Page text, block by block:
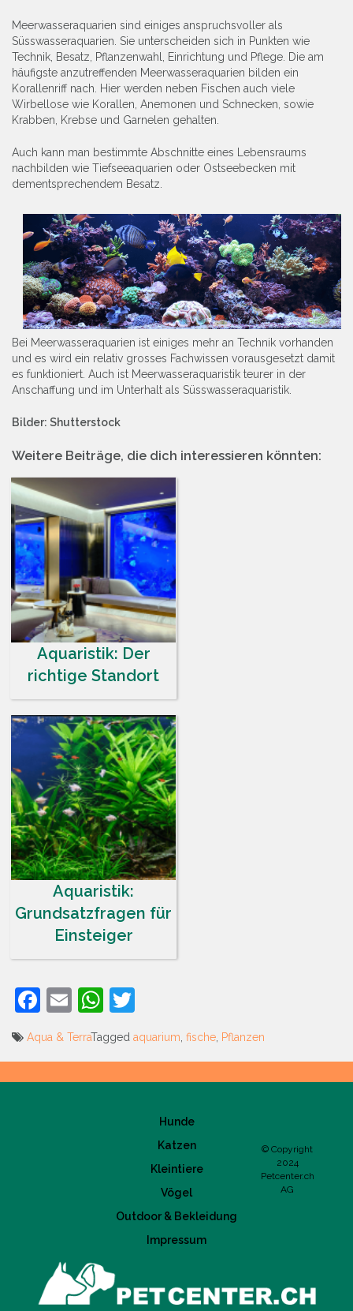
Meerwasseraquarien sind einiges anspruchsvoller als
Süsswasseraquarien. Sie unterscheiden sich in Punkten wie
Technik, Besatz, Pflanzenwahl, Einrichtung und Pflege. Die am
häufigste anzutreffenden Meerwasseraquarien bilden ein
Korallenriff nach. Hier werden neben Fischen auch viele
Wirbellose wie Korallen, Anemonen und Schnecken, sowie
Krabben, Krebse und Garnelen gehalten.
Auch kann man bestimmte Abschnitte eines Lebensraums
nachbilden wie Tiefseeaquarien oder Ostseebecken mit
dementsprechendem Besatz.
Bei Meerwasseraquarien ist einiges mehr an Technik vorhanden
und es wird ein relativ grosses Fachwissen vorausgesetzt damit
es funktioniert. Auch ist Meerwasseraquaristik teurer in der
Anschaffung und im Unterhalt als Süsswasseraquaristik.
Bilder: Shutterstock
Weitere Beiträge, die dich interessieren könnten:
Aquaristik: Der
richtige Standort
Aquaristik:
Grundsatzfragen für
Einsteiger
Facebook
EmailWhatsApp
Aqua & TerraTagged aquarium fische Pflanzen
Navigation
Hunde
Katzen
Kleintiere
Vögel
Outdoor & Bekleidung
Impressum
© Copyright
2024
Petcenter.ch
AG